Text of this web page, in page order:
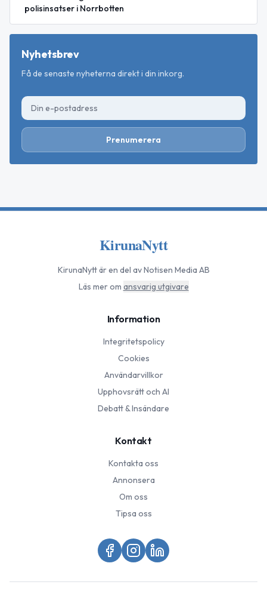
polisinsatser i Norrbotten
Nyhetsbrev
Få de senaste nyheterna direkt i din inkorg.
Prenumerera
KirunaNytt
KirunaNyttär en del av Notisen Media AB
Läs mer om ansvarig utgivare
Information
Integritetspolicy
Cookies
Användarvillkor
Upphovsrätt och AI
Debatt & Insändare
Kontakt
Kontakta oss
Annonsera
Om oss
Tipsa oss